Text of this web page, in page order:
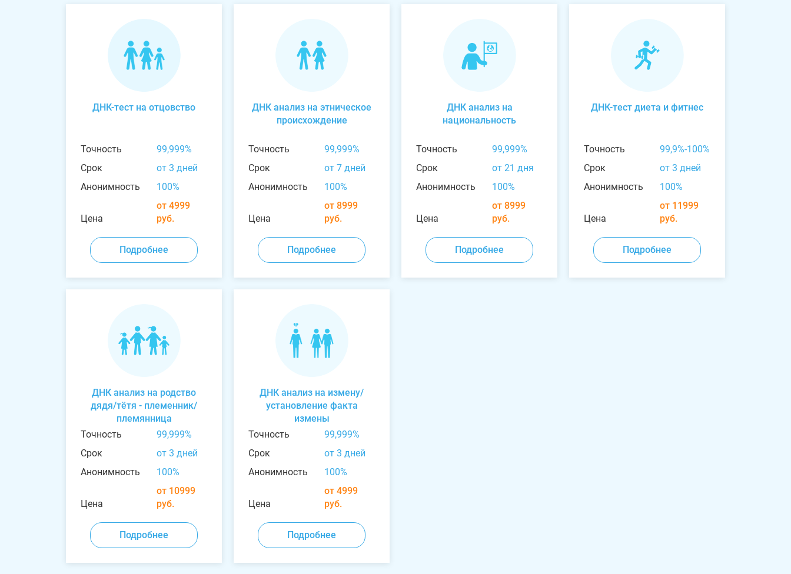
ДНК-тест на отцовство
Точность
99,999%
Срок
от 3 дней
Анонимность
100%
Цена
от 4999
руб.
Подробнее
ДНК анализ на этническое
происхождение
Точность
99,999%
Срок
от 7 дней
Анонимность
100%
Цена
от 8999
руб.
Подробнее
ДНК анализ на
национальность
Точность
99,999%
Срок
от 21 дня
Анонимность
100%
Цена
от 8999
руб.
Подробнее
ДНК-тест диета и фитнес
Точность
99,9%-100%
Срок
от 3 дней
Анонимность
100%
Цена
от 11999
руб.
Подробнее
ДНК анализ на родство
дядя/тётя - племенник/
племянница
Точность
99,999%
Срок
от 3 дней
Анонимность
100%
Цена
от 10999
руб.
Подробнее
ДНК анализ на измену/
установление факта
измены
Точность
99,999%
Срок
от 3 дней
Анонимность
100%
Цена
от 4999
руб.
Подробнее